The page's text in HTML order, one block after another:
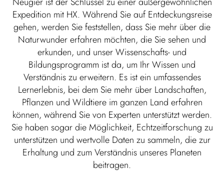
Expedition mit HX. Während Sie auf Entdeckungsreise
gehen, werden Sie feststellen, dass Sie mehr über die
Naturwunder erfahren möchten, die Sie sehen und
erkunden, und unser Wissenschafts- und
Bildungsprogramm ist da, um Ihr Wissen und
Verständnis zu erweitern. Es ist ein umfassendes
Lernerlebnis, bei dem Sie mehr über Landschaften,
Pflanzen und Wildtiere im ganzen Land erfahren
können, während Sie von Experten unterstützt werden.
Sie haben sogar die Möglichkeit, Echtzeitforschung zu
unterstützen und wertvolle Daten zu sammeln, die zur
Erhaltung und zum Verständnis unseres Planeten
beitragen.